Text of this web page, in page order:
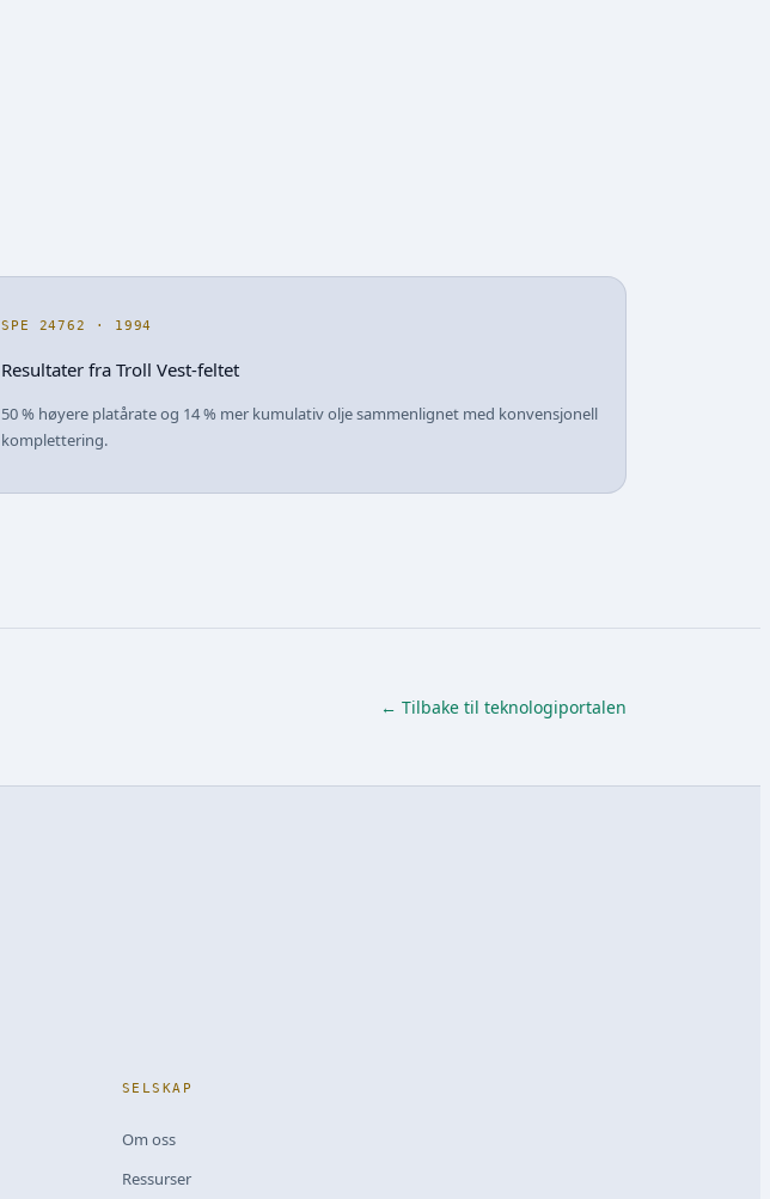
SPE 24762 · 1994
Resultater fra Troll Vest-feltet
50 % høyere platårate og 14 % mer kumulativ olje sammenlignet med konvensjonell
komplettering.
← Tilbake til teknologiportalen
SELSKAP
Om oss
Ressurser